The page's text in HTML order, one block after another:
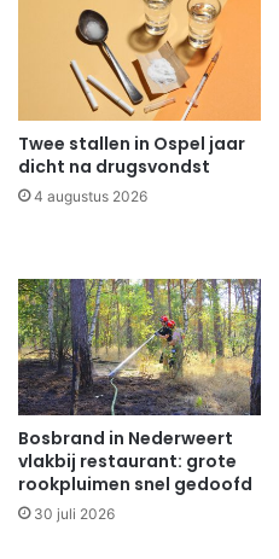
Twee stallen in Ospel jaar
dicht na drugsvondst
4 augustus 2026
Bosbrand in Nederweert
vlakbij restaurant: grote
rookpluimen snel gedoofd
30 juli 2026